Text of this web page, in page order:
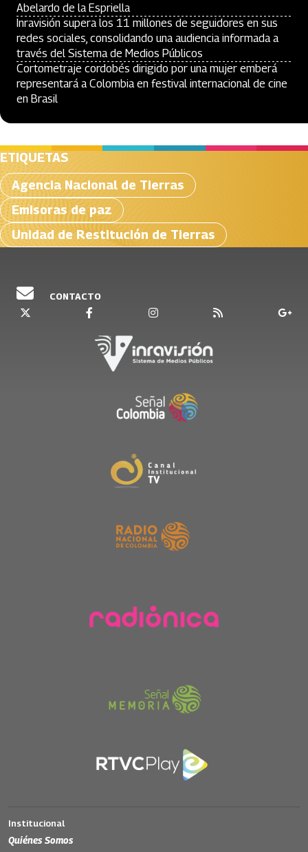
Abelardo de la Espriella
Inravisión supera los 11 millones de seguidores en sus
redes sociales, consolidando una audiencia informada a
través del Sistema de Medios Públicos
Cortometraje cordobés dirigido por una mujer emberá
representará a Colombia en festival internacional de cine
en Brasil
ETIQUETAS
Agencia Nacional de Tierras
Emisoras de paz
Unidad de Restitución de Tierras
CONTACTO
Institucional
Quiénes Somos